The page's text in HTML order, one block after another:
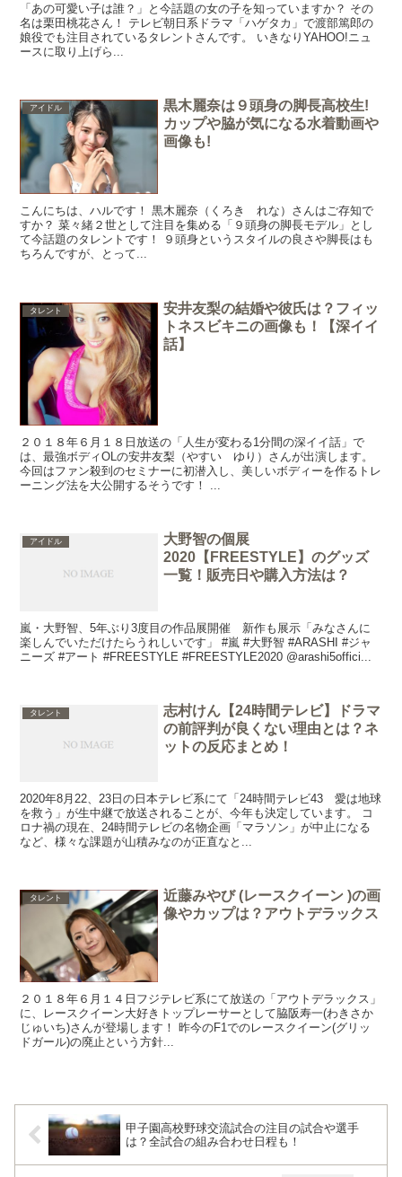
「あの可愛い子は誰？」と今話題の女の子を知っていますか？ その
名は栗田桃花さん！ テレビ朝日系ドラマ「ハゲタカ」で渡部篤郎の
娘役でも注目されているタレントさんです。 いきなりYAHOO!ニュ
ースに取り上げら...
アイドル
黒木麗奈は９頭身の脚長高校生!
カップや脇が気になる水着動画や
画像も!
こんにちは、ハルです！ 黒木麗奈（くろき れな）さんはご存知で
すか？ 菜々緒２世として注目を集める「９頭身の脚長モデル」とし
て今話題のタレントです！ ９頭身というスタイルの良さや脚長はも
ちろんですが、とって...
タレント
安井友梨の結婚や彼氏は？フィッ
トネスビキニの画像も！【深イイ
話】
２０１８年６月１８日放送の「人生が変わる1分間の深イイ話」で
は、最強ボディOLの安井友梨（やすい ゆり）さんが出演します。
今回はファン殺到のセミナーに初潜入し、美しいボディーを作るトレ
ーニング法を大公開するそうです！ ...
アイドル
大野智の個展
2020【FREESTYLE】のグッズ
一覧！販売日や購入方法は？
嵐・大野智、5年ぶり3度目の作品展開催 新作も展示「みなさんに
楽しんでいただけたらうれしいです」 #嵐 #大野智 #ARASHI #ジャ
ニーズ #アート #FREESTYLE #FREESTYLE2020 @arashi5offici...
タレント
志村けん【24時間テレビ】ドラマ
の前評判が良くない理由とは？ネ
ットの反応まとめ！
2020年8月22、23日の日本テレビ系にて「24時間テレビ43 愛は地球
を救う」が生中継で放送されることが、今年も決定しています。 コ
ロナ禍の現在、24時間テレビの名物企画「マラソン」が中止になる
など、様々な課題が山積みなのが正直なと...
タレント
近藤みやび (レースクイーン )の画
像やカップは？アウトデラックス
２０１８年６月１４日フジテレビ系にて放送の「アウトデラックス」
に、レースクイーン大好きトップレーサーとして脇阪寿一(わきさか
じゅいち)さんが登場します！ 昨今のF1でのレースクイーン(グリッ
ドガール)の廃止という方針...
甲子園高校野球交流試合の注目の試合や選手
は？全試合の組み合わせ日程も！